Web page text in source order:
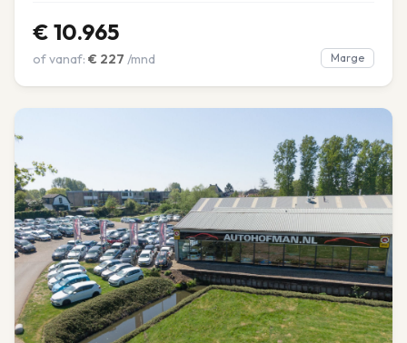
€ 10.965
of vanaf: € 227 /mnd Marge